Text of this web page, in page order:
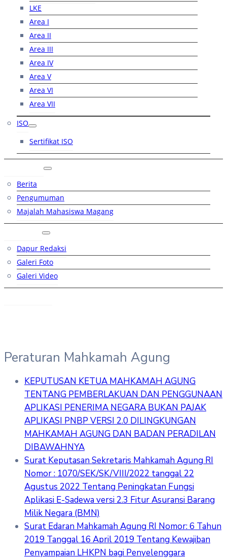
LKE
Area I
Area II
Area III
Area IV
Area V
Area VI
Area VII
ISO
Sertifikat ISO
Berita
Pengumuman
Majalah Mahasiswa Magang
Dapur Redaksi
Galeri Foto
Galeri Video
Peraturan Mahkamah Agung
KEPUTUSAN KETUA MAHKAMAH AGUNG
TENTANG PEMBERLAKUAN DAN PENGGUNAAN
APLIKASI PENERIMA NEGARA BUKAN PAJAK
APLIKASI PNBP VERSI 2.0 DILINGKUNGAN
MAHKAMAH AGUNG DAN BADAN PERADILAN
DIBAWAHNYA
Surat Keputasan Sekretaris Mahkamah Agung RI
Nomor : 1070/SEK/SK/VIII/2022 tanggal 22
Agustus 2022 Tentang Peningkatan Fungsi
Aplikasi E-Sadewa versi 2.3 Fitur Asuransi Barang
Milik Negara (BMN)
Surat Edaran Mahkamah Agung RI Nomor: 6 Tahun
2019 Tanggal 16 April 2019 Tentang Kewajiban
Penyampaian LHKPN bagi Penyelenggara